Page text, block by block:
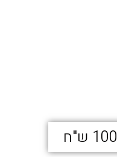
100 ש"ח